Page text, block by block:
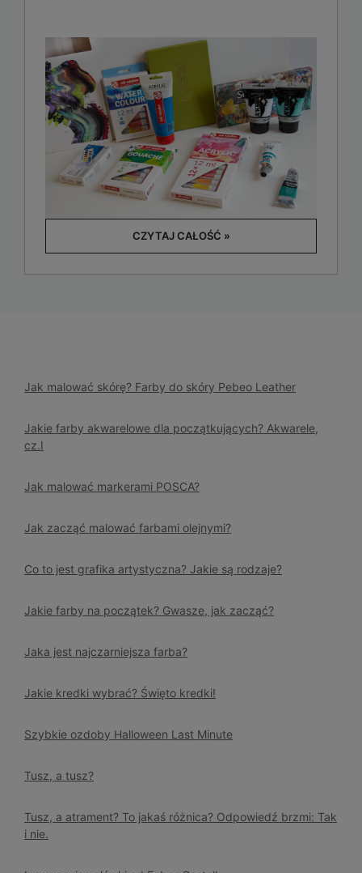
CZYTAJ CAŁOŚĆ »
Jak malować skórę? Farby do skóry Pebeo Leather
Jakie farby akwarelowe dla początkujących? Akwarele,
cz.I
Jak malować markerami POSCA?
Jak zacząć malować farbami olejnymi?
Co to jest grafika artystyczna? Jakie są rodzaje?
Jakie farby na początek? Gwasze, jak zacząć?
Jaka jest najczarniejsza farba?
Jakie kredki wybrać? Święto kredki!
Szybkie ozdoby Halloween Last Minute
Tusz, a tusz?
Tusz, a atrament? To jakaś różnica? Odpowiedź brzmi: Tak
i nie.